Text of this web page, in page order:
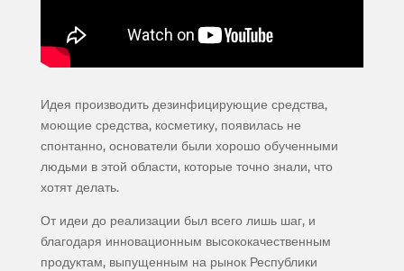
Идея производить дезинфицирующие средства,
моющие средства, косметику, появилась не
спонтанно, основатели были хорошо обученными
людьми в этой области, которые точно знали, что
хотят делать.
От идеи до реализации был всего лишь шаг, и
благодаря инновационным высококачественным
продуктам, выпущенным на рынок Республики